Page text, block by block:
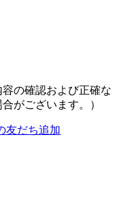
の確認および正確な
がございます。）
友だち追加